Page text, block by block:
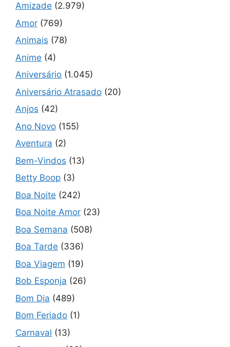
Amizade (2.979)
Amor (769)
Animais (78)
Anime (4)
Aniversário (1.045)
Aniversário Atrasado (20)
Anjos (42)
Ano Novo (155)
Aventura (2)
Bem-Vindos (13)
Betty Boop (3)
Boa Noite (242)
Boa Noite Amor (23)
Boa Semana (508)
Boa Tarde (336)
Boa Viagem (19)
Bob Esponja (26)
Bom Dia (489)
Bom Feriado (1)
Carnaval (13)